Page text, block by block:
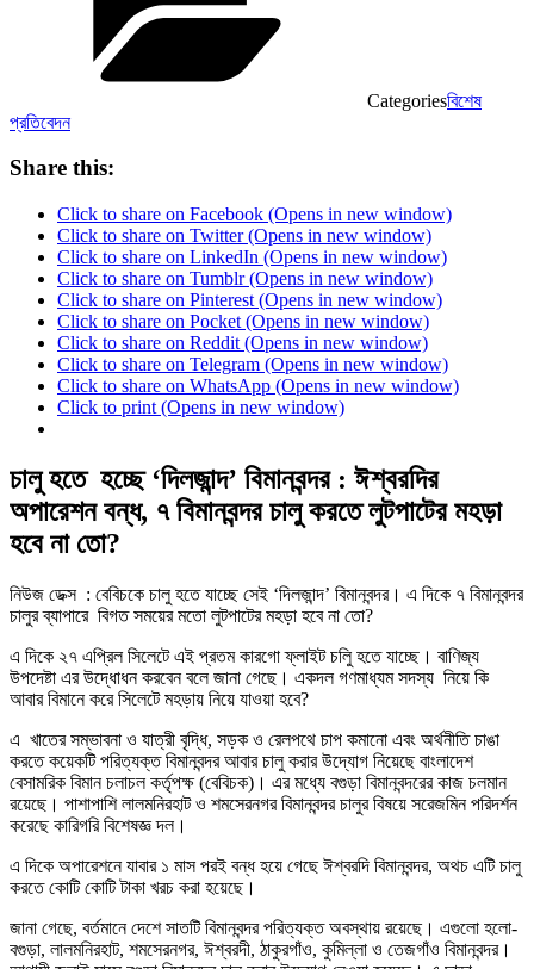
Categoriesবিশেষ
প্রতিবেদন
Share this:
Click to share on Facebook (Opens in new window)
Click to share on Twitter (Opens in new window)
Click to share on LinkedIn (Opens in new window)
Click to share on Tumblr (Opens in new window)
Click to share on Pinterest (Opens in new window)
Click to share on Pocket (Opens in new window)
Click to share on Reddit (Opens in new window)
Click to share on Telegram (Opens in new window)
Click to share on WhatsApp (Opens in new window)
Click to print (Opens in new window)
চালু হতে হচ্ছে ‘দিলজান্দ’ বিমানবন্দর : ঈশ্বরদির
অপারেশন বন্ধ, ৭ বিমানবন্দর চালু করতে লুটপাটের মহড়া
হবে না তো?
নিউজ ডেক্স : বেবিচকে চালু হতে যাচ্ছে সেই ‘দিলজান্দ’ বিমানবন্দর। এ দিকে ৭ বিমানবন্দর
চালুর ব্যাপারে বিগত সময়ের মতো লুটপাটের মহড়া হবে না তো?
এ দিকে ২৭ এপ্রিল সিলেটে এই প্রতম কারগো ফ্লাইট চলিু হতে যাচ্ছে। বাণিজ্য
উপদেষ্টা এর উদ্ধোধন করবেন বলে জানা গেছে। একদল গণমাধ্যম সদস্য নিয়ে কি
আবার বিমানে করে সিলেটে মহড়ায় নিয়ে যাওয়া হবে?
এ খাতের সম্ভাবনা ও যাত্রী বৃদ্ধি, সড়ক ও রেলপথে চাপ কমানো এবং অর্থনীতি চাঙা
করতে কয়েকটি পরিত্যক্ত বিমানবন্দর আবার চালু করার উদ্যোগ নিয়েছে বাংলাদেশ
বেসামরিক বিমান চলাচল কর্তৃপক্ষ (বেবিচক)। এর মধ্যে বগুড়া বিমানবন্দরের কাজ চলমান
রয়েছে। পাশাপাশি লালমনিরহাট ও শমসেরনগর বিমানবন্দর চালুর বিষয়ে সরেজমিন পরিদর্শন
করেছে কারিগরি বিশেষজ্ঞ দল।
এ দিকে অপারেশনে যাবার ১ মাস পরই বন্ধ হয়ে গেছে ঈশ্বরদি বিমানবন্দর, অথচ এটি চালু
করতে কোটি কোটি টাকা খরচ করা হয়েছে।
জানা গেছে, বর্তমানে দেশে সাতটি বিমানবন্দর পরিত্যক্ত অবস্থায় রয়েছে। এগুলো হলো-
বগুড়া, লালমনিরহাট, শমসেরনগর, ঈশ্বরদী, ঠাকুরগাঁও, কুমিল্লা ও তেজগাঁও বিমানবন্দর।